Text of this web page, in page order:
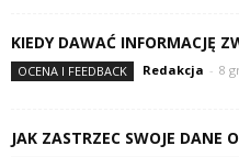
KIEDY DAWAĆ INFORMACJĘ
OCENA I FEEDBACK Redakcja - 8
JAK ZASTRZEC SWOJE DANE